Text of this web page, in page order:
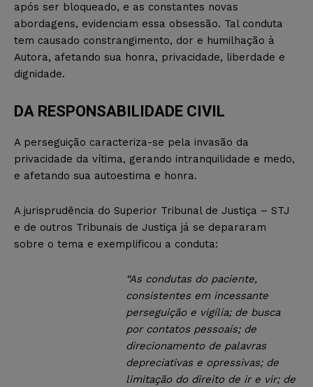
após ser bloqueado, e as constantes novas
abordagens, evidenciam essa obsessão. Tal conduta
tem causado constrangimento, dor e humilhação à
Autora, afetando sua honra, privacidade, liberdade e
dignidade.
DA RESPONSABILIDADE CIVIL
A perseguição caracteriza-se pela invasão da
privacidade da vítima, gerando intranquilidade e medo,
e afetando sua autoestima e honra.
A jurisprudência do Superior Tribunal de Justiça – STJ
e de outros Tribunais de Justiça já se depararam
sobre o tema e exemplificou a conduta:
“As condutas do paciente,
consistentes em incessante
perseguição e vigília; de busca
por contatos pessoais; de
direcionamento de palavras
depreciativas e opressivas; de
limitação do direito de ir e vir; de